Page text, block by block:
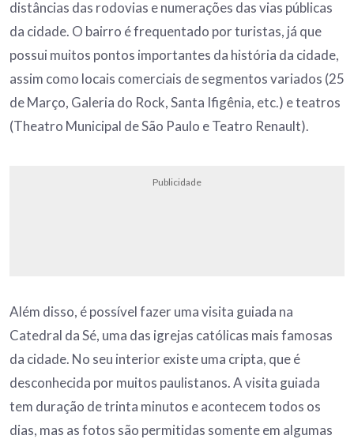
distâncias das rodovias e numerações das vias públicas
da cidade. O bairro é frequentado por turistas, já que
possui muitos pontos importantes da história da cidade,
assim como locais comerciais de segmentos variados (25
de Março, Galeria do Rock, Santa Ifigênia, etc.) e teatros
(Theatro Municipal de São Paulo e Teatro Renault).
Publicidade
Além disso, é possível fazer uma visita guiada na
Catedral da Sé, uma das igrejas católicas mais famosas
da cidade. No seu interior existe uma cripta, que é
desconhecida por muitos paulistanos. A visita guiada
tem duração de trinta minutos e acontecem todos os
dias, mas as fotos são permitidas somente em algumas